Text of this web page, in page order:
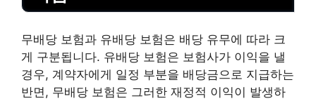
무배당 보험과 유배당 보험은 배당 유무에 따라 크
게 구분됩니다. 유배당 보험은 보험사가 이익을 낼
경우, 계약자에게 일정 부분을 배당금으로 지급하는
반면, 무배당 보험은 그러한 재정적 이익이 발생하